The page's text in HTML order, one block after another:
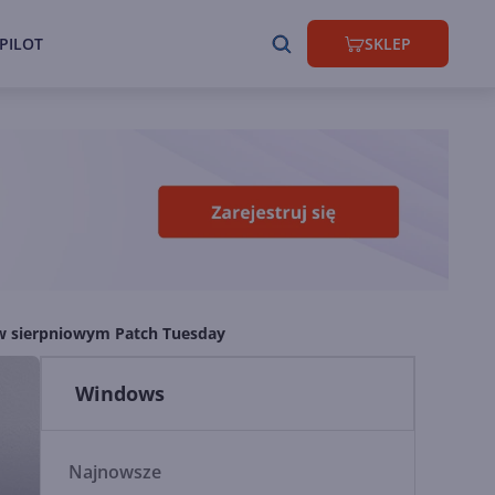
SKLEP
sierpniowym Patch Tuesday
Windows
Najnowsze